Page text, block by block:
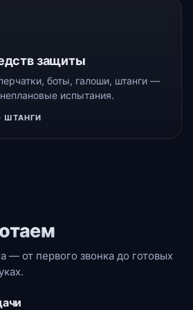
защиты
боты, галоши, штанги —
испытания.
ШТАНГИ
— от первого звонка до готовых